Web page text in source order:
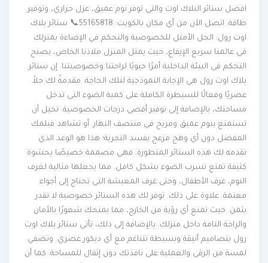
افضل ستائر البلاك اوت والتي توفر نوم عميق، عزل حراري، وتوفير
طاقة. اتصل الآن من أي مكان بالكويت: 55165818📞 ستائر بلاك
اوت رول: الحل الأمثل للخصوصية والتحكم في الإضاءة بمنزلك
في عالمنا سريع الإيقاع، حيث يمثل المنزل ملاذنا الخاص، يصبح
التحكم في البيئة الداخلية أمرًا حيويًا لراحتنا وخصوصيتنا. إن ستائر
بلاك اوت رول هي الإجابة النموذجية لتلك الحاجة. مقدمةً لك حلاً
عصريًا وفعالًا للسيطرة الكاملة على كمية الضوء التي تدخل
مساحتك، بالإضافة إلى توفير أقصى درجات الخصوصية. تخيل أن
تستمتع بنوم عميق ومريح في منتصف النهار. أو تشاهد فيلمك
المفضل دون أي وهج مزعج يفسد التجربة؛ هذا هو الوعد الذي
تقدمه لك هذه الستائر المتطورة. فهي مصممة خصيصًا بحشوة
كثيفة تمنع تسرب الضوء بشكل كامل. مما يجعلها مثالية لغرف
النوم، غرف الأطفال، وحتى غرف المعيشة التي تحتاج إلى أجواء
معتمة. علاوة على ذلك. توفر لك هذه الستائر خصوصية لا تقدر
بثمن. حيث تمنع أي رؤية من الخارج، مما يمنحك شعورًا بالأمان
والراحة التامة داخل منزلك. بالإضافة إلى ذلك، تأتي ستائر بلاك اوت
رول بتصاميم أنيقة وبسيطة تتناغم مع أي ديكور عصري. وتضفي
لمسة من الرقي والعملية على نافذتك دون إثقال للمساحة. كما أن